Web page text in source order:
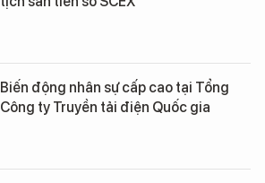
Biến động nhân sự cấp cao tại Tổng
Công ty Truyền tải điện Quốc gia